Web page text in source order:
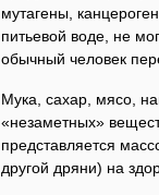
мутагены,
питьевой воде, не
обычный человек
Мука, сахар, мясо,
«незаметных»
представляется
другой дряни) на